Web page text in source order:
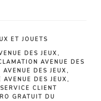
ET JOUETS
DES JEUX ,
AVENUE DES
AVENUE DES JEUX ,
AVENUE DES JEUX ,
CLIENT
GRATUIT DU